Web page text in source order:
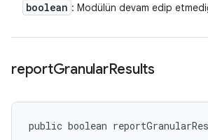
boolean : Modülün devam edip
reportGranularResults
public boolean